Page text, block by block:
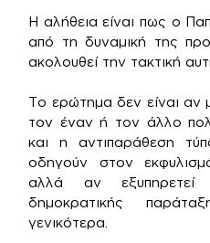
Η αλήθεια είναι πως ο
από τη δυναμική της
ακολουθεί την τακτική
Το ερώτημα δεν είναι αν
τον έναν ή τον άλλο
και η αντιπαράθεση
οδηγούν στον
αλλά αν
δημοκρατικής
γενικότερα.